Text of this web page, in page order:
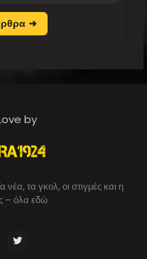
➜
by
τα γκολ, οι στιγμές και η
– όλα εδώ